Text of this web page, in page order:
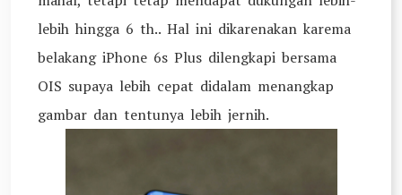
lebih hingga 6 th.. Hal ini dikarenakan karema
belakang iPhone 6s Plus dilengkapi bersama
OIS supaya lebih cepat didalam menangkap
gambar dan tentunya lebih jernih.